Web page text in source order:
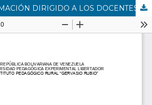
PLAN DE FORMACIÓN DIRIGIDO A LOS DOCENTES DE EDUCACIÓN PRIMARIA PARA LAS PRÁCTICAS PEDAGÓGICAS EN EL ÁREA DE INGLÉS